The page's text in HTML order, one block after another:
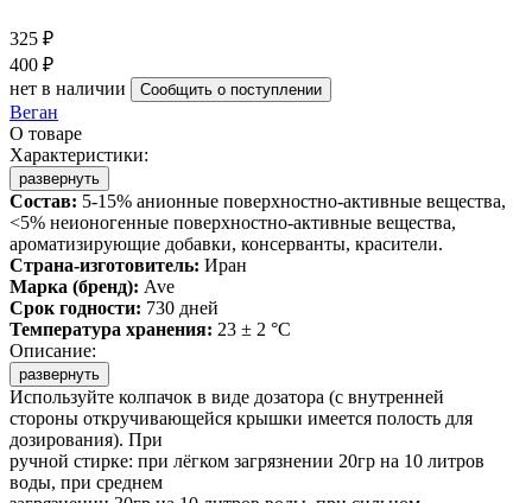
325 ₽
400 ₽
нет в наличии
Сообщить о поступлении
Веган
О товаре
Характеристики:
развернуть
Состав: 5-15% анионные поверхностно-активные вещества,
<5% неионогенные поверхностно-активные вещества,
ароматизирующие добавки, консерванты, красители.
Страна-изготовитель: Иран
Марка (бренд): Ave
Срок годности: 730 дней
Температура хранения: 23 ± 2 °C
Описание:
развернуть
Используйте колпачок в виде дозатора (с внутренней
стороны откручивающейся крышки имеется полость для
дозирования). При
ручной стирке: при лёгком загрязнении 20гр на 10 литров
воды, при среднем